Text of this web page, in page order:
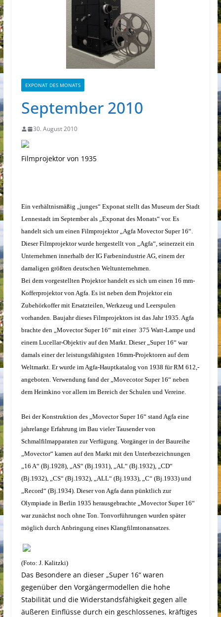
EXPONAT DES MONATS
September 2010
30. August 2010
Filmprojektor von 1935
Ein verhältnismäßig „junges“ Exponat stellt das Museum der Stadt
Lennestadt im September als „Exponat des Monats“ vor. Es
handelt sich um einen Filmprojektor „Agfa Movector Super 16“.
Dieser Filmprojektor wurde hergestellt von „Agfa“, seinerzeit ein
Unternehmen innerhalb der IG Farbenindustrie AG, einem der
damaligen größten deutschen Weltunternehmen.
Bei dem vorgestellten Projektor handelt es sich um einen 16 mm-
Kofferprojektor von Agfa. Es ist neben dem Projektor ein
Zubehörkoffer mit Ersatzteilen, Werkzeug und Leerspulen
vorhanden. Baujahr dieses Filmprojektors ist das Jahr 1935. Agfa
brachte den „Movector Super 16“ mit einer 375 Watt-Lampe und
einem Lucellar-Objektiv auf den Markt. Dieser „Super 16“ war
damals einer der leistungsfähigsten 16mm-Projektoren auf dem
Weltmarkt. Er wurde im Agfa-Hauptkatalog von 1938 für RM 612,-
angeboten. Verwendung fand der „Movecotor Super 16“ neben
dem Heimkino vor allem im Bereich der Schulen und Vereine.
Bei der Konstruktion des „Movector Super 16“ stand Agfa eine
jahrelange Erfahrung im Bau vieler Tausender von
Schmalfilmapparaten zur Verfügung. Vorgänger in der Baureihe
„Movector“ kamen auf den Markt mit den Unterbezeichnungen
„16 A“ (Bj.1928), „AS“ (Bj.1931), „AL“ (Bj.1932), „CD“
(Bj.1932), „CS“ (Bj.1932), „ALL“ (Bj.1933), „C“ (Bj.1933) und
„Record“ (Bj.1934). Dieser von Agfa dann pünktlich zur
Olympiade in Berlin 1935 herausgebrachte „Movector Super 16“
war zunächst noch ohne Ton. Tonvorführungen wurden später
möglich durch Anbringung eines Klangfilmtonansatzes.
(Foto: J. Kalitzki)
Das Besondere an dieser „Super 16“ waren
gegenüber den Vorgängermodellen die hohe
Stabilität und die Widerstandsfähigkeit gegen alle
äußeren Einflüsse durch ein geschlossenes, kräftiges